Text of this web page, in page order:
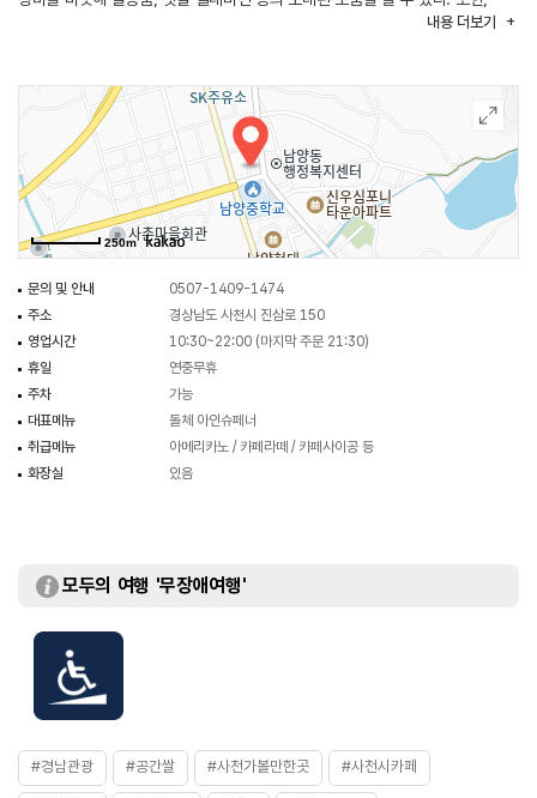
실외에도 볼거리와 즐길 거리가 많다. 공간 ‘쌀’에서는 매달 새로운 작품들의
서적을 비롯해 동화, 만화, 소설, 그림책 등 다양한 서적 2,000권이 비치되어
있어 차를 마시며 독서를 즐길 수 있다. 카페 입구에 놀이터가 있고 카페 안에는
큰 곰이 있는 자리도 마련되어 있어 어린이들과 함께 나들이하기에도 좋은
곳이다.
내용 더보기
250m
문의 및 안내
0507-1409-1474
주소
경상남도 사천시 진삼로 150
영업시간
10:30~22:00 (마지막 주문 21:30)
휴일
연중무휴
주차
가능
대표메뉴
돌체 아인슈페너
취급메뉴
아메리카노 / 카페라떼 / 카페사이공 등
화장실
있음
모두의 여행 '무장애여행'
#경남관광 #공간쌀 #사천가볼만한곳 #사천시카페